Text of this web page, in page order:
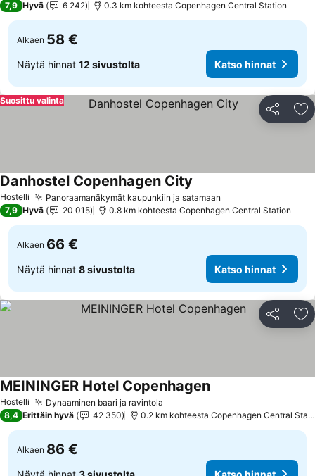
7,9 Hyvä 6 242 0.3 km kohteesta Copenhagen Central Station
Alkaen 58 €
Näytä hinnat 12 sivustolta Katso hinnat
Jaa
Suosittu valinta
Hostelli Panoraamanäkymät kaupunkiin ja satamaan
Danhostel Copenhagen City
7,9 Hyvä 20 015 0.8 km kohteesta Copenhagen Central Station
Alkaen 66 €
Näytä hinnat 8 sivustolta Katso hinnat
Jaa
Hostelli Dynaaminen baari ja ravintola
MEININGER Hotel CopenhagenKatso hinnat
8,4 Erittäin hyvä 42 350 0.2 km kohteesta Copenhagen Central
Alkaen 86 €